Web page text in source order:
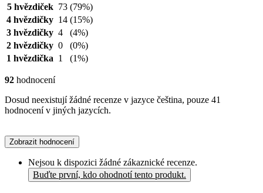
5 hvězdiček 73 (79%)
4 hvězdičky 14 (15%)
3 hvězdičky 4
(4%)
2 hvězdičky 0
(0%)
1 hvězdička 1 (1%)
92 hodnocení
Dosud neexistují žádné recenze v jazyce čeština, pouze 41
hodnocení v jiných jazycích.
Zobrazit hodnocení
Nejsou k dispozici žádné zákaznické recenze.
Buďte první, kdo ohodnotí tento produkt.